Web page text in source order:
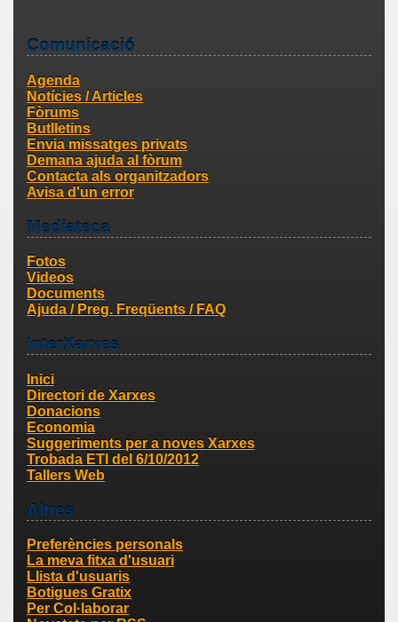
Comunicació
Agenda
Notícies / Articles
Fòrums
Butlletins
Envia missatges privats
Demana ajuda al fòrum
Contacta als organitzadors
Avisa d'un error
Mediateca
Fotos
Videos
Documents
Ajuda / Preg. Freqüents / FAQ
InterXarxes
Inici
Directori de Xarxes
Donacions
Economia
Suggeriments per a noves Xarxes
Trobada ETI del 6/10/2012
Tallers Web
Altres
Preferències personals
La meva fitxa d'usuari
Llista d'usuaris
Botigues Gratix
Per Col·laborar